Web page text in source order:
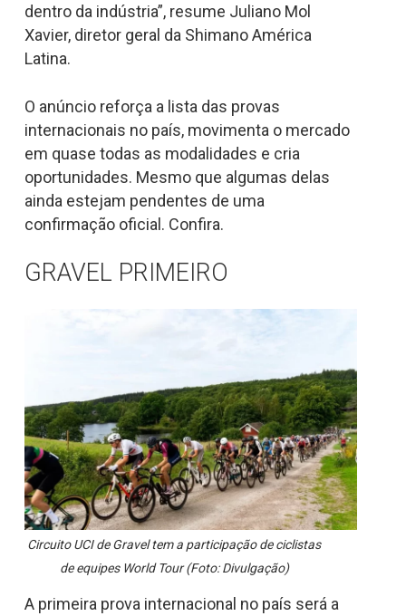
dentro da indústria”, resume Juliano Mol
Xavier, diretor geral da Shimano América
Latina.
O anúncio reforça a lista das provas
internacionais no país, movimenta o mercado
em quase todas as modalidades e cria
oportunidades. Mesmo que algumas delas
ainda estejam pendentes de uma
confirmação oficial. Confira.
GRAVEL PRIMEIRO
Circuito UCI de Gravel tem a participação de ciclistas
de equipes World Tour (Foto: Divulgação)
A primeira prova internacional no país será a